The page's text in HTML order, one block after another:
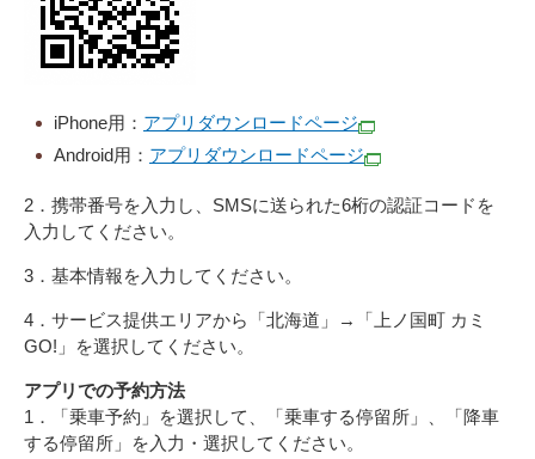
iPhone用： アプリダウンロードページ
Android用： アプリダウンロードページ
2．携帯番号を入力し、SMSに送られた6桁の認証コードを
入力してください。
3．基本情報を入力してください。
4．サービス提供エリアから「北海道」→「上ノ国町 カミ
GO!」を選択してください。
アプリでの予約方法
1．「乗車予約」を選択して、「乗車する停留所」、「降車
する停留所」を入力・選択してください。